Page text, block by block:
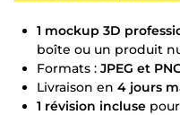
1 mockup 3D
boîte ou un produit
Formats : JPEG et
Livraison en 4 jours
1 révision incluse